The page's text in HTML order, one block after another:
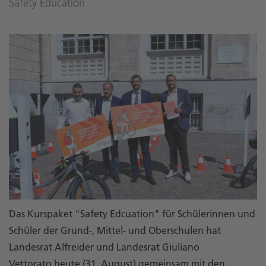
Safety Education
Das Kurspaket "Safety Edcuation" für Schülerinnen und
Schüler der Grund-, Mittel- und Oberschulen hat
Landesrat Alfreider und Landesrat Giuliano
Vettorato heute (31. August) gemeinsam mit den